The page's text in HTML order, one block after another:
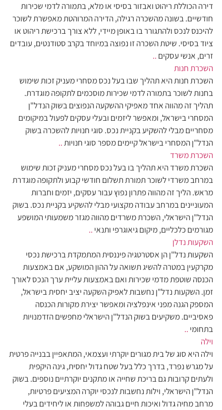
דירה הכוללת ריהוט ואבזור בסיסי או מלא, בתמורה לדמי שכירות
חודשיים. בשונה מהשכרה רגילה, הדירה המרוהטת מאפשרת לשוכר
להיכנס לנכס ולהתגורר בו באופן מיידי, ללא צורך ברכישת ריהוט או
ציוד בסיסי. שיטת השכרה זו נפוצה במיוחד בקרב סטודנטים, עובדים
זרים, אנשי עסקים ..
השכרת חנות
השכרת חנות היא תהליך שבו בעל נכס מסחרי מעניק זכות שימוש
בחנות לשוכר בתמורה לדמי שכירות מוסכמים לתקופה מוגדרת.
תהליך זה מהווה אחד מאפיקי ההשקעה הנפוצים בשוק הנדל"ן
המסחרי בישראל, ומאפשר ליזמים ובעלי עסקים לפעול במיקומים
מסחריים מבלי להשקיע בקניית נכס. סוגי חנויות להשכרה בשוק
הנדל"ן המסחרי בישראל קיימים מספר סוגי חנויות..
השכרת משרד
השכרת משרד היא תהליך בו בעל נכס מסחרי מעניק זכות שימוש
במרחב משרדי לשוכר תמורת תשלום חודשי קבוע ולתקופה מוגדרת
מראש. הליך זה מהווה פתרון נפוץ עבור עסקים, יזמים וחברות
המעוניינים במרחב עבודה מקצועי מבלי להשקיע בקניית נכס. בשוק
הנדל"ן הישראלי, השכרת משרדים מהווה מגזר משמעותי המושפע
מגורמים כלכליים, מיקום גיאוגרפי ותנאי ..
השקעות נדלן
השקעות נדל"ן הן אסטרטגיה פיננסית המתמקדת ברכישת נכסי
מקרקעין במטרה להשיג תשואה על ההון המושקע, אם באמצעות
הכנסה שוטפת מדמי שכירות ואם באמצעות עליית ערך הנכס לאורך
זמן. השקעות נדל"ן נחשבות לאפיק השקעה יציב יחסית בישראל,
המספק הגנה מפני אינפלציה ומאפשר יצירת מקורות הכנסה
פאסיביים. משקיעים בשוק הנדל"ן הישראלי מחפשים הזדמנויות
בתחומי ..
וילה
וילה היא סוג של בית מגורים יוקרתי ועצמאי, המתאפיין בבנייה פרטית
על מגרש נפרד, בדרך כלל בעל שטח גדול יחסית, גינה היקפית
ולעתים קרובות גם בריכת שחייה או מתקנים יוקרתיים נוספים. בשוק
הנדל"ן הישראלי, וילות נחשבות לנכסי יוקרה המציעים פרטיות,
מרחב מחיה גדול ואיכות חיים גבוהה למשפחות או ליחידים בעלי